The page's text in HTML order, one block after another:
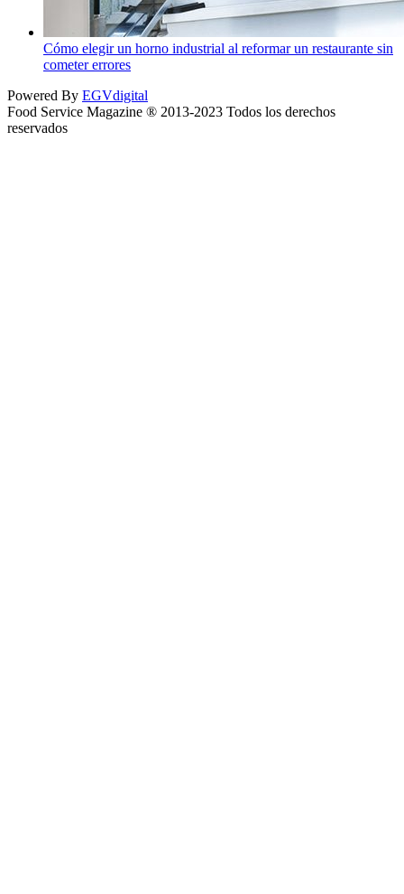
Cómo elegir un horno industrial al reformar un restaurante sin
cometer errores
Powered By EGVdigital
Food Service Magazine ® 2013-2023 Todos los derechos
reservados